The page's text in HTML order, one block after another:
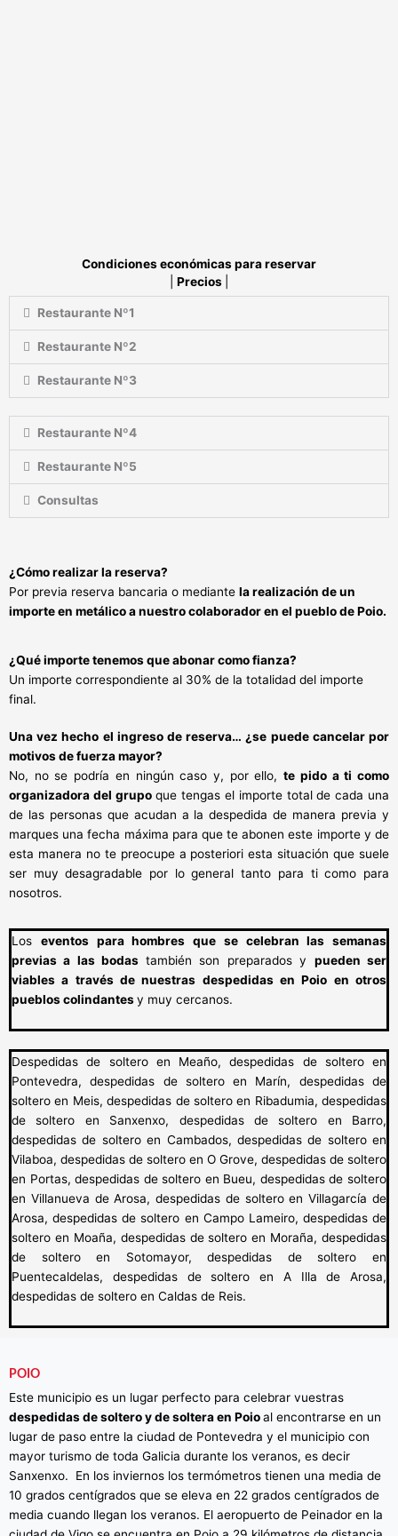
Condiciones económicas para reservar
Precios
Restaurante Nº1
Restaurante Nº2
Restaurante Nº3
Restaurante Nº4
Restaurante Nº5
Consultas
¿Cómo realizar la reserva?
Por previa reserva bancaria o mediante la realización de un
importe en metálico a nuestro colaborador en el pueblo de Poio.
¿Qué importe tenemos que abonar como fianza?
Un importe correspondiente al 30% de la totalidad del importe
final.
Una vez hecho el ingreso de reserva… ¿se puede cancelar por
motivos de fuerza mayor?
No, no se podría en ningún caso y, por ello,te pido a ti como
organizadora del grupoque tengas el importe total de cada una
de las personas que acudan a la despedida de manera previa y
marques una fecha máxima para que te abonen este importe y de
esta manera no te preocupe a posteriori esta situación que suele
ser muy desagradable por lo general tanto para ti como para
nosotros.
Los eventos para hombres que se celebran las semanas
previas a las bodas también son preparados y pueden ser
viables a través de nuestras despedidas en Poio en otros
pueblos colindantesy muy cercanos.
Despedidas de soltero en Meaño, despedidas de soltero en
Pontevedra, despedidas de soltero en Marín, despedidas de
soltero en Meis, despedidas de soltero en Ribadumia, despedidas
de soltero en Sanxenxo, despedidas de soltero en Barro,
despedidas de soltero en Cambados, despedidas de soltero en
Vilaboa, despedidas de soltero en O Grove, despedidas de soltero
en Portas, despedidas de soltero en Bueu, despedidas de soltero
en Villanueva de Arosa, despedidas de soltero en Villagarcía de
Arosa, despedidas de soltero en Campo Lameiro, despedidas de
soltero en Moaña, despedidas de soltero en Moraña, despedidas
de soltero en Sotomayor, despedidas de soltero en
Puentecaldelas, despedidas de soltero en A Illa de Arosa,
despedidas de soltero en Caldas de Reis.
POIO
Este municipio es un lugar perfecto para celebrar vuestras
despedidas de soltero y de soltera en Poioal encontrarse en un
lugar de paso entre la ciudad de Pontevedra y el municipio con
mayor turismo de toda Galicia durante los veranos, es decir
Sanxenxo. En los inviernos los termómetros tienen una media de
10 grados centígrados que se eleva en 22 grados centígrados de
media cuando llegan los veranos. El aeropuerto de Peinador en la